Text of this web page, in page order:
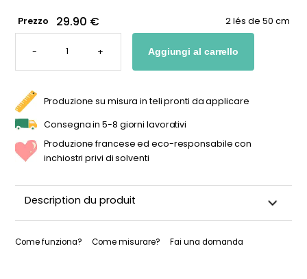
Prezzo 29.90 € 2 lés de 50 cm
-
CARTA
PARATI
TEMA
QUANTITÀ
+ Aggiungi al carrello
Produzione su misura in teli pronti da applicare
Consegna in 5-8 giorni lavorativi
Produzione francese ed eco-responsabile con
inchiostri privi di solventi
Description du produit
Come funziona? Come misurare? Fai una domanda